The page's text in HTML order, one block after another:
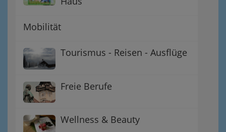
Mobilität
Tourismus - Reisen - Ausflüge
Freie Berufe
Wellness & Beauty